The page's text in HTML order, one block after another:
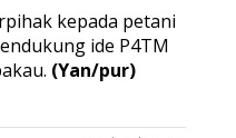
kepada petani
ide P4TM
(Yan/pur)